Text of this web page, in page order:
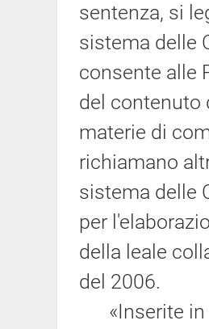
sentenza, si
sistema delle
consente alle
del contenuto
materie di
richiamano
sistema delle
per
della leale
del 2006.
«Inserite in